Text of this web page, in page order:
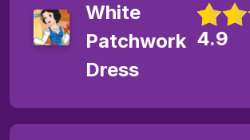
White
Patchwork
Dress
4.9